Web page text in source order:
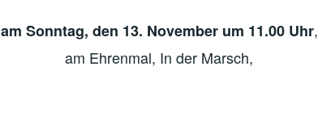
am Sonntag, den 13. November um 11.00 Uhr,
am Ehrenmal, In der Marsch,